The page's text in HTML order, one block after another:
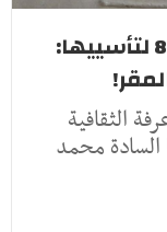
على أبواب احتفالها بالذكرى 80 لتأسييها:
الثقافية
السادة محمد